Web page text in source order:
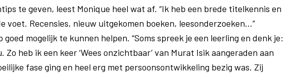
te geven, leest Monique heel wat af. “Ik heb een brede titelkennis en
voet. Recensies, nieuw uitgekomen boeken, leesonderzoeken...”
goed mogelijk te kunnen helpen. “Soms spreek je een leerling en denk je:
heb ik een keer ‘Wees onzichtbaar’ van Murat Isik aangeraden aan
fase ging en heel erg met persoonsontwikkeling bezig was. Zij